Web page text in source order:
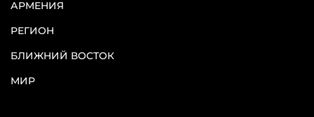
АРМЕНИЯ
РЕГИОН
БЛИЖНИЙ ВОСТОК
МИР